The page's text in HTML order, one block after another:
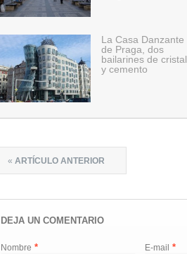
La Casa Danzante
de Praga, dos
bailarines de cristal
y cemento
« ARTÍCULO ANTERIOR
DEJA UN COMENTARIO
Nombre * E-mail *